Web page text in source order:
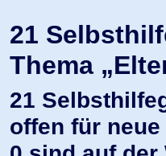
21
Thema
21
offen für neue